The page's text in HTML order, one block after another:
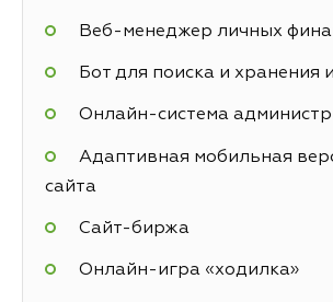
Веб-менеджер личных
Бот для поиска и хранения
Онлайн-система
Адаптивная мобильная
сайта
Cайт-биржа
Онлайн-игра «ходилка»